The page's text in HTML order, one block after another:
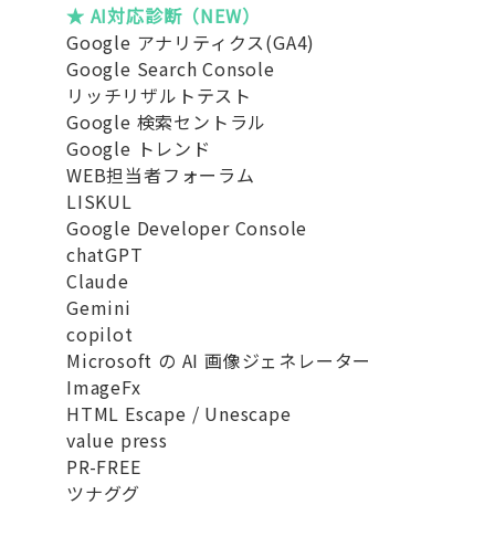
★ AI対応診断（NEW）
Google アナリティクス(GA4)
Google Search Console
リッチリザルトテスト
Google 検索セントラル
Google トレンド
WEB担当者フォーラム
LISKUL
Google Developer Console
chatGPT
Claude
Gemini
copilot
Microsoft の AI 画像ジェネレーター
ImageFx
HTML Escape / Unescape
value press
PR-FREE
ツナググ